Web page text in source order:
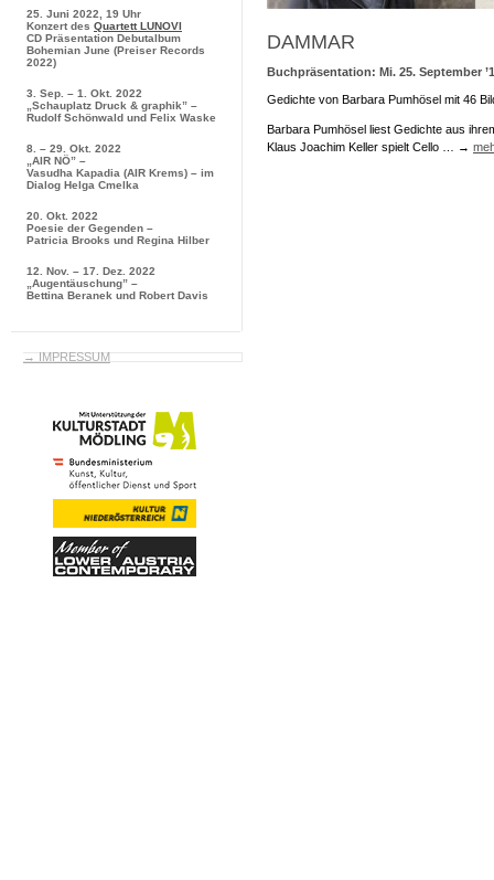
DAMMAR
Buchpräsentation: Mi. 25. September
Gedichte von Barbara Pumhösel mit 46
Barbara Pumhösel liest Gedichte aus
Klaus Joachim Keller spielt Cello … →
25. Juni 2022, 19 Uhr
Konzert des Quartett LUNOVI
CD Präsentation Debutalbum
Bohemian June (Preiser Records
2022)
3. Sep. – 1. Okt. 2022
„Schauplatz Druck & graphik” –
Rudolf Schönwald und Felix Waske
8. – 29. Okt. 2022
„AIR NÖ” –
Vasudha Kapadia (AIR Krems) – im
Dialog Helga Cmelka
20. Okt. 2022
Poesie der Gegenden –
Patricia Brooks und Regina Hilber
12. Nov. – 17. Dez. 2022
„Augentäuschung” –
Bettina Beranek und Robert Davis
→ IMPRESSUM